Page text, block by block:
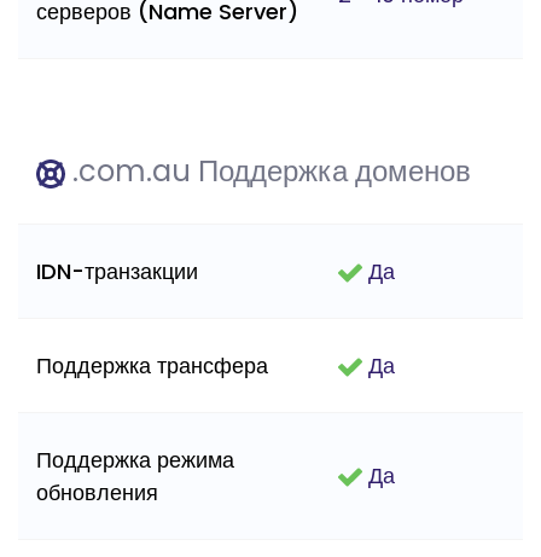
серверов (Name Server)
.com.au Поддержка доменов
IDN-транзакции Да
Поддержка трансфера Да
Поддержка режима
обновления
Да